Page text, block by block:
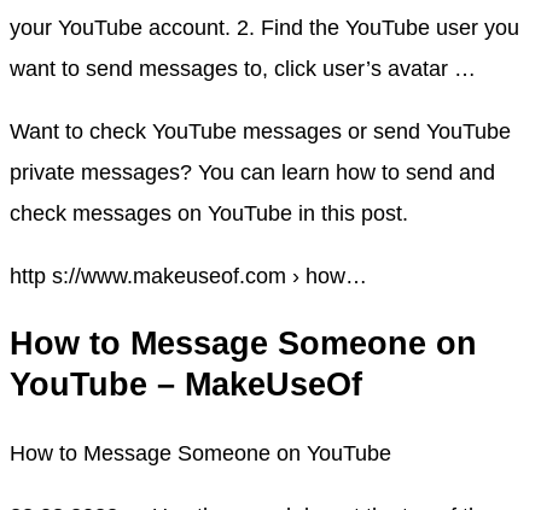
your YouTube account. 2. Find the YouTube user you
want to send messages to, click user’s avatar …
Want to check YouTube messages or send YouTube
private messages? You can learn how to send and
check messages on YouTube in this post.
http s://www.makeuseof.com › how…
How to Message Someone on
YouTube – MakeUseOf
How to Message Someone on YouTube